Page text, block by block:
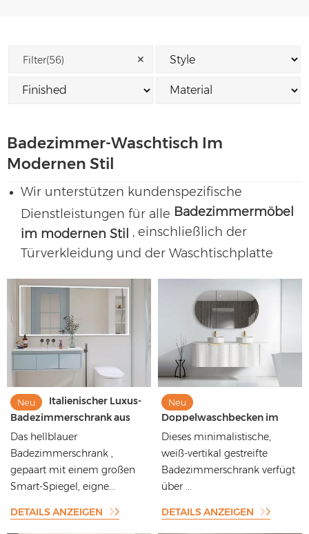
Filter(56) ✕
Badezimmer-Waschtisch Im
Modernen Stil
Wir unterstützen kundenspezifische
Dienstleistungen für alle Badezimmermöbel
im modernen Stil , einschließlich der
Türverkleidung und der Waschtischplatte
Neu
Italienischer Luxus-
Badezimmerschrank aus
isländischem blauem Holz,
schwebender
Badezimmerwaschtisch mit
LED-Spiegel
Das hellblauer
Badezimmerschrank ,
gepaart mit einem großen
Smart-Spiegel, eigne...
DETAILS ANZEIGEN
Neu
Doppelwaschbecken im
italienischen
Wandmontage,
Keramikwaschbecken,
Badezimmer-Waschtisch
Dieses minimalistische,
weiß-vertikal gestreifte
Badezimmerschrank verfügt
über ...
DETAILS ANZEIGEN